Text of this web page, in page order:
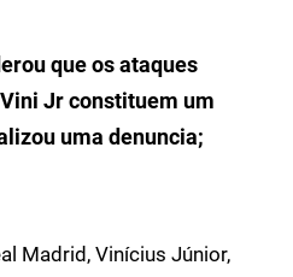
que os ataques
Jr constituem um
uma denuncia;
Madrid, Vinícius Júnior,